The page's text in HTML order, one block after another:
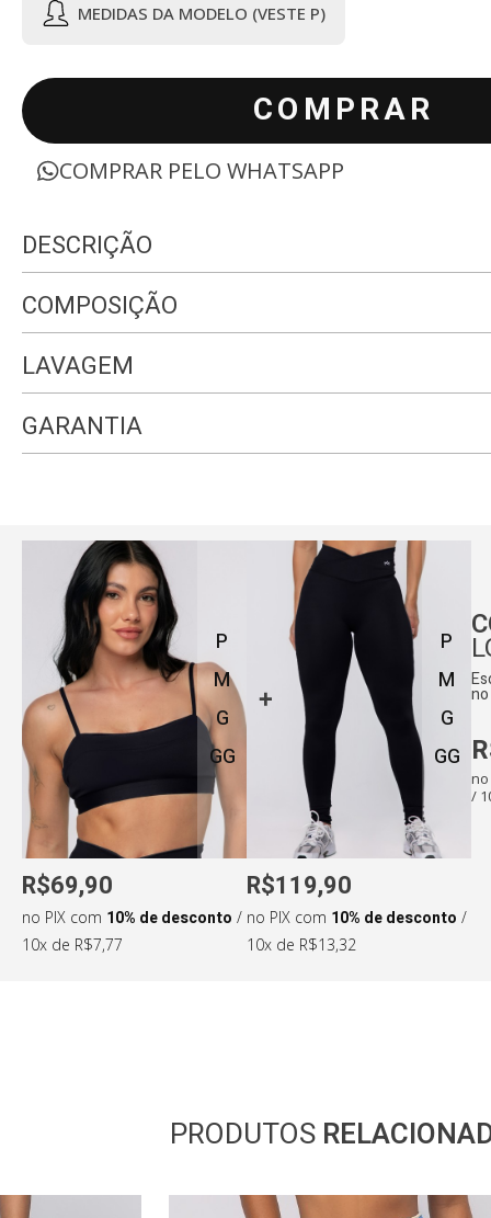
MEDIDAS DA MODELO (VESTE P)
COMPRAR
COMPRAR PELO WHATSAPP
DESCRIÇÃO
Medidas da modelo:
• Altura: 165cm
Busto: 87cm
Cintura: 69cm
•Quadril: 101cm
COMPOSIÇÃO
LAVAGEM
GARANTIA
R$69,90
no PIX com 10% de desconto /
10x de R$7,77
P
M
G
GG
R$119,90
no PIX com 10% de desconto /
10x de R$13,32
P
M
G
GG
no
/
PRODUTOS